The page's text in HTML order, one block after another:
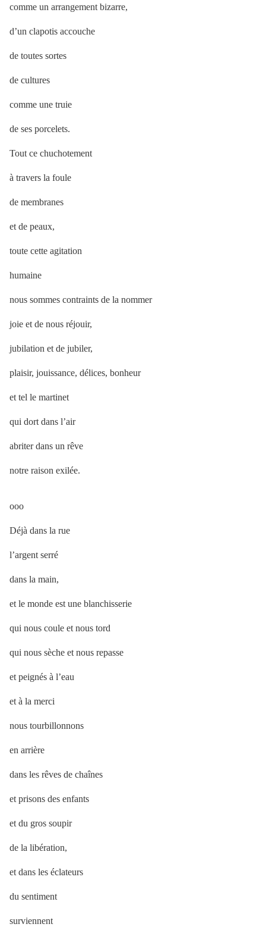
comme un arrangement bizarre,
d’un clapotis accouche
de toutes sortes
de cultures
comme une truie
de ses porcelets.
Tout ce chuchotement
à travers la foule
de membranes
et de peaux,
toute cette agitation
humaine
nous sommes contraints de la nommer
joie et de nous réjouir,
jubilation et de jubiler,
plaisir, jouissance, délices, bonheur
et tel le martinet
qui dort dans l’air
abriter dans un rêve
notre raison exilée.
ooo
Déjà dans la rue
l’argent serré
dans la main,
et le monde est une blanchisserie
qui nous coule et nous tord
qui nous sèche et nous repasse
et peignés à l’eau
et à la merci
nous tourbillonnons
en arrière
dans les rêves de chaînes
et prisons des enfants
et du gros soupir
de la libération,
et dans les éclateurs
du sentiment
surviennent